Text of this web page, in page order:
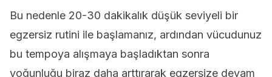
Bu nedenle 20-30 dakikalık düşük seviyeli bir
egzersiz rutini ile başlamanız, ardından vücudunuz
bu tempoya alışmaya başladıktan sonra
yoğunluğu biraz daha arttırarak egzersize devam